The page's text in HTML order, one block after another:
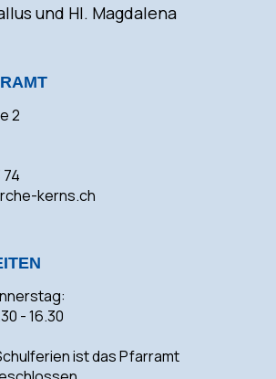
und Hl. Magdalena
2
74
kerns.ch
- 16.30
ist das Pfarramt